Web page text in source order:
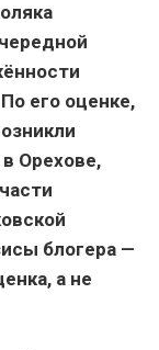
его оценке,
Орехове,
блогера —
а не